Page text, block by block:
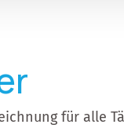
für alle